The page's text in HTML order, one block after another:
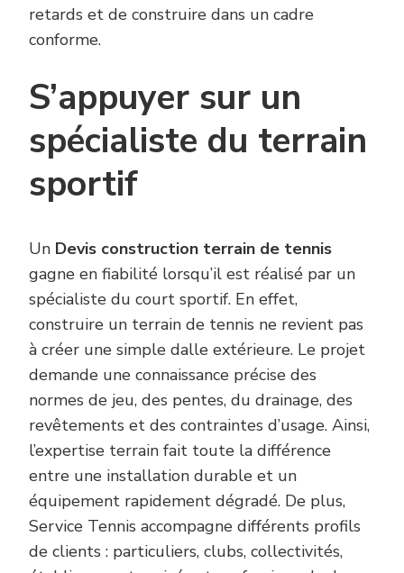
retards et de construire dans un cadre
conforme.
S’appuyer sur un
spécialiste du terrain
sportif
Un Devis construction terrain de tennis
gagne en fiabilité lorsqu’il est réalisé par un
spécialiste du court sportif. En effet,
construire un terrain de tennis ne revient pas
à créer une simple dalle extérieure. Le projet
demande une connaissance précise des
normes de jeu, des pentes, du drainage, des
revêtements et des contraintes d’usage. Ainsi,
l’expertise terrain fait toute la différence
entre une installation durable et un
équipement rapidement dégradé. De plus,
Service Tennis accompagne différents profils
de clients : particuliers, clubs, collectivités,